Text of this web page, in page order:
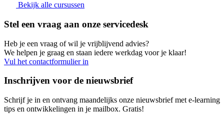
Bekijk alle cursussen
Stel een vraag aan onze servicedesk
Heb je een vraag of wil je vrijblijvend advies?
We helpen je graag en staan iedere werkdag voor je klaar!
Vul het contactformulier in
Inschrijven voor de nieuwsbrief
Schrijf je in en ontvang maandelijks onze nieuwsbrief met e-learning
tips en ontwikkelingen in je mailbox. Gratis!